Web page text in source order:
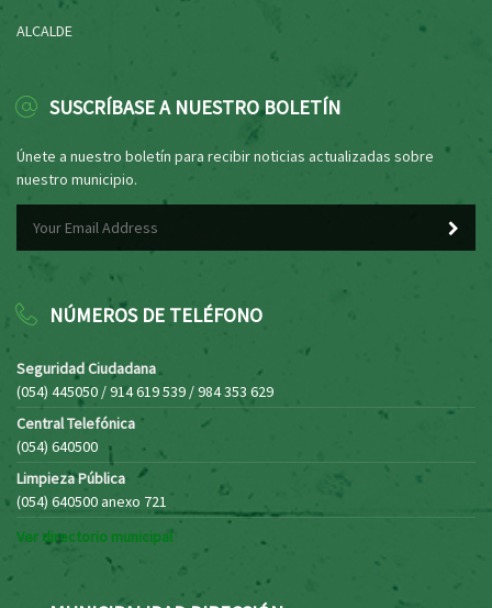
ALCALDE
SUSCRÍBASE A NUESTRO BOLETÍN
Únete a nuestro boletín para recibir noticias actualizadas sobre
nuestro municipio.
NÚMEROS DE TELÉFONO
Seguridad Ciudadana
(054) 445050 / 914 619 539 / 984 353 629
Central Telefónica
(054) 640500
Limpieza Pública
(054) 640500 anexo 721
Ver directorio municipal